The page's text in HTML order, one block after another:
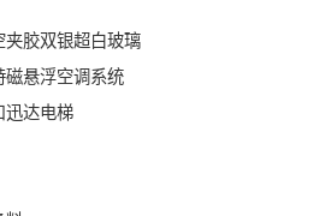
夹胶双银超白玻璃
磁悬浮空调系统
迅达电梯